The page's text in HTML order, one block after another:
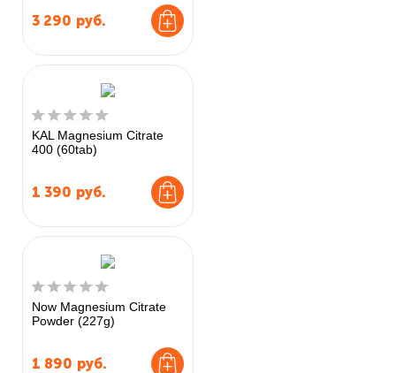
3 290 руб.
KAL Magnesium Citrate
400 (60tab)
1 390 руб.
Now Magnesium Citrate
Powder (227g)
1 890 руб.